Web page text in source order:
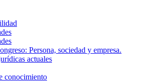
Persona, sociedad y empresa.
actuales
conocimiento